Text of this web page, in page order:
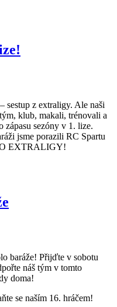
sestup z extraligy. Ale naši
klub, makali, trénovali a
zápasu sezóny v 1. lize.
jsme porazili RC Spartu
EXTRALIGY!
baráže! Přijďte v sobotu
náš tým v tomto
doma!
se naším 16. hráčem!